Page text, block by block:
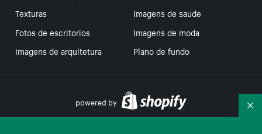
Texturas
Imagens de saude
Fotos de escritorios
Imagens de moda
Imagens de arquitetura
Plano de fundo
powered by